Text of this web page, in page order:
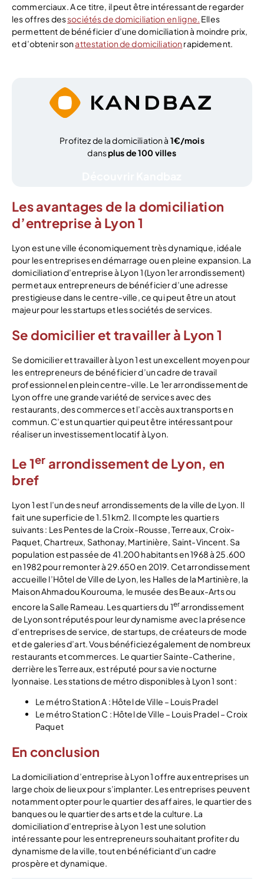
commerciaux. A ce titre, il peut être intéressant de regarder
les offres dessociétés de domiciliation en ligne. Elles
permettent de bénéficier d’une domiciliation à moindre prix,
et d’obtenir sonattestation de domiciliation rapidement.
Profitez de la domiciliation à 1€/mois
dansplus de 100 villes
Les avantages de la domiciliation
d’entreprise à Lyon 1
Lyon est une ville économiquement très dynamique, idéale
pour les entreprises en démarrage ou en pleine expansion. La
domiciliation d’entreprise à Lyon 1 (Lyon 1er arrondissement)
permet aux entrepreneurs de bénéficier d’une adresse
prestigieuse dans le centre-ville, ce qui peut être un atout
majeur pour les startups et les sociétés de services.
Se domicilier et travailler à Lyon 1
Se domicilier et travailler à Lyon 1 est un excellent moyen pour
les entrepreneurs de bénéficier d’un cadre de travail
professionnel en plein centre-ville. Le 1er arrondissement de
Lyon offre une grande variété de services avec des
restaurants, des commerces et l’accès aux transports en
commun. C’est un quartier qui peut être intéressant pour
réaliser un investissement locatif à Lyon.
Le 1er arrondissement de Lyon, en
bref
Lyon 1 est l’un des neuf arrondissements de la ville de Lyon. Il
fait une superficie de 1.51 km2. Il compte les quartiers
suivants : Les Pentes de la Croix-Rousse, Terreaux, Croix-
Paquet, Chartreux, Sathonay, Martinière, Saint-Vincent. Sa
population est passée de 41.200 habitants en 1968 à 25.600
en 1982 pour remonter à 29.650 en 2019. Cet arrondissement
accueille l’Hôtel de Ville de Lyon, les Halles de la Martinière, la
Maison Ahmadou Kourouma, le musée des Beaux-Arts ou
encore la Salle Rameau. Les quartiers du 1erarrondissement
de Lyon sont réputés pour leur dynamisme avec la présence
d’entreprises de service, de startups, de créateurs de mode
et de galeries d’art. Vous bénéficiez également de nombreux
restaurants et commerces. Le quartier Sainte-Catherine,
derrière les Terreaux, est réputé pour sa vie nocturne
lyonnaise. Les stations de métro disponibles à Lyon 1 sont :
Le métro Station A : Hôtel de Ville – Louis Pradel
Le métro Station C : Hôtel de Ville – Louis Pradel – Croix
Paquet
En conclusion
La domiciliation d’entreprise à Lyon 1 offre aux entreprises un
large choix de lieux pour s’implanter. Les entreprises peuvent
notamment opter pour le quartier des affaires, le quartier des
banques ou le quartier des arts et de la culture. La
domiciliation d’entreprise à Lyon 1 est une solution
intéressante pour les entrepreneurs souhaitant profiter du
dynamisme de la ville, tout en bénéficiant d’un cadre
prospère et dynamique.